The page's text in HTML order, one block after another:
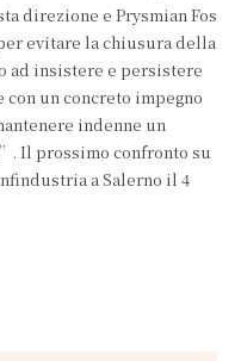
direzione e Prysmian Fos
evitare la chiusura della
ad insistere e persistere
con un concreto impegno
indenne un
Il prossimo confronto su
a Salerno il 4